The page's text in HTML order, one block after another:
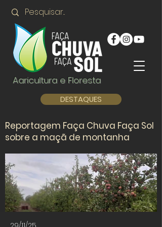
Agricultura e Floresta
DESTAQUES
Reportagem Faça Chuva Faça Sol
sobre a maçã de montanha